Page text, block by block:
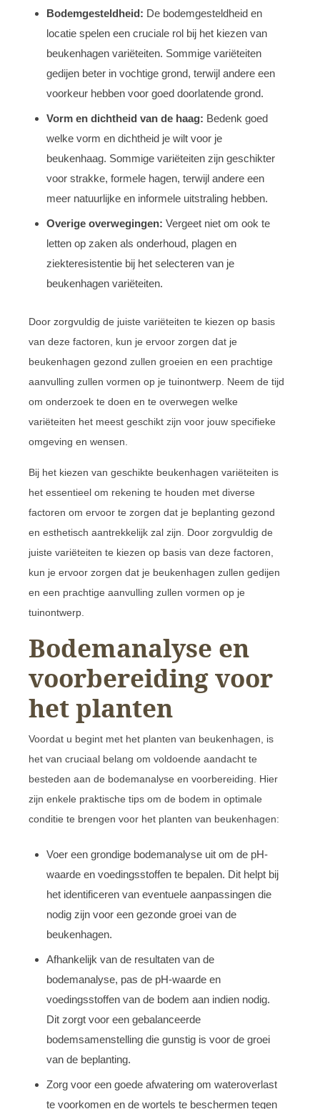
Bodemgesteldheid: De bodemgesteldheid en
locatie spelen een cruciale rol bij het kiezen van
beukenhagen variëteiten. Sommige variëteiten
gedijen beter in vochtige grond, terwijl andere een
voorkeur hebben voor goed doorlatende grond.
Vorm en dichtheid van de haag: Bedenk goed
welke vorm en dichtheid je wilt voor je
beukenhaag. Sommige variëteiten zijn geschikter
voor strakke, formele hagen, terwijl andere een
meer natuurlijke en informele uitstraling hebben.
Overige overwegingen: Vergeet niet om ook te
letten op zaken als onderhoud, plagen en
ziekteresistentie bij het selecteren van je
beukenhagen variëteiten.
Door zorgvuldig de juiste variëteiten te kiezen op basis
van deze factoren, kun je ervoor zorgen dat je
beukenhagen gezond zullen groeien en een prachtige
aanvulling zullen vormen op je tuinontwerp. Neem de tijd
om onderzoek te doen en te overwegen welke
variëteiten het meest geschikt zijn voor jouw specifieke
omgeving en wensen.
Bij het kiezen van geschikte beukenhagen variëteiten is
het essentieel om rekening te houden met diverse
factoren om ervoor te zorgen dat je beplanting gezond
en esthetisch aantrekkelijk zal zijn. Door zorgvuldig de
juiste variëteiten te kiezen op basis van deze factoren,
kun je ervoor zorgen dat je beukenhagen zullen gedijen
en een prachtige aanvulling zullen vormen op je
tuinontwerp.
Bodemanalyse en
voorbereiding voor
het planten
Voordat u begint met het planten van beukenhagen, is
het van cruciaal belang om voldoende aandacht te
besteden aan de bodemanalyse en voorbereiding. Hier
zijn enkele praktische tips om de bodem in optimale
conditie te brengen voor het planten van beukenhagen:
Voer een grondige bodemanalyse uit om de pH-
waarde en voedingsstoffen te bepalen. Dit helpt bij
het identificeren van eventuele aanpassingen die
nodig zijn voor een gezonde groei van de
beukenhagen.
Afhankelijk van de resultaten van de
bodemanalyse, pas de pH-waarde en
voedingsstoffen van de bodem aan indien nodig.
Dit zorgt voor een gebalanceerde
bodemsamenstelling die gunstig is voor de groei
van de beplanting.
Zorg voor een goede afwatering om wateroverlast
te voorkomen en de wortels te beschermen tegen